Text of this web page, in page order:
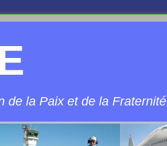
de la Paix et de la Fraternité